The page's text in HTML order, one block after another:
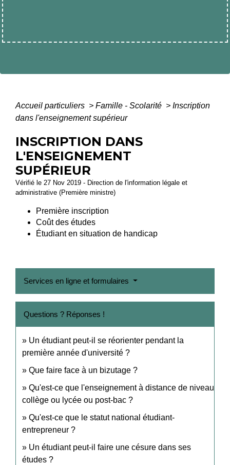
Accueil particuliers > Famille - Scolarité > Inscription
dans l'enseignement supérieur
INSCRIPTION DANS
L'ENSEIGNEMENT
SUPÉRIEUR
Vérifié le 27 Nov 2019 - Direction de l'information légale et
administrative (Première ministre)
Première inscription
Coût des études
Étudiant en situation de handicap
Services en ligne et formulaires
Questions ? Réponses !
Un étudiant peut-il se réorienter pendant la
première année d'université ?
Que faire face à un bizutage ?
Qu'est-ce que l'enseignement à distance de niveau
collège ou lycée ou post-bac ?
Qu'est-ce que le statut national étudiant-
entrepreneur ?
Un étudiant peut-il faire une césure dans ses
études ?